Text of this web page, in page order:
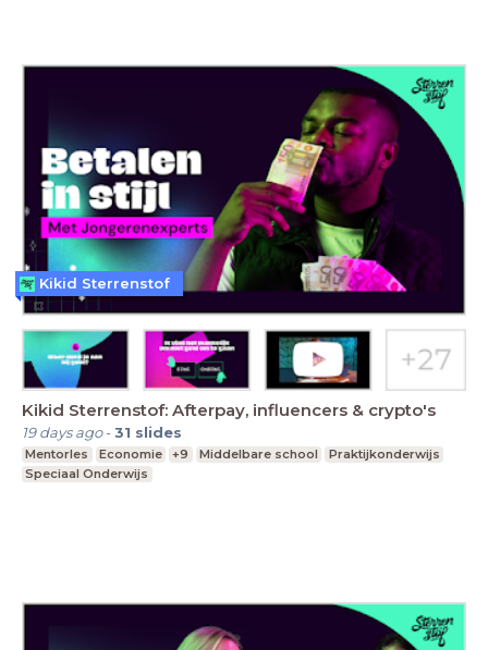
Kikid Sterrenstof: Afterpay, influencers & crypto's
19 days ago-31 slides
Mentorles Economie +9 Middelbare school
Praktijkonderwijs
Speciaal Onderwijs
Kikid Sterrenstof